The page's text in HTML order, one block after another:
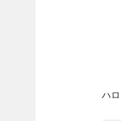
ハ